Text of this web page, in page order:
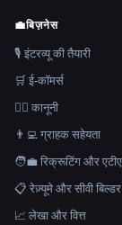
💼बिज़नेस
🎙️ इंटरव्यू की तैयारी
🛒 ई-कॉमर्स
👩‍⚖️ कानूनी
👨‍💻 ग्राहक सहेयता
🧑‍💼 रिक्रूटिंग और
📋 रेज़्यूमे और सीवी बिल्डर
📈 लेखा और वित्त